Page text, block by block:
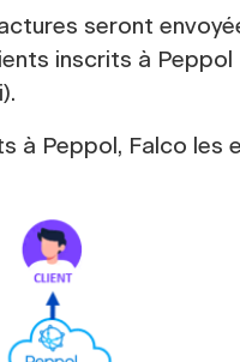
seront
inscrits à
à Peppol, Falco les